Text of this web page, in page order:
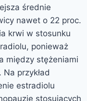
średnie
nawet o 22 proc.
krwi w stosunku
ponieważ
między stężeniami
przykład
estradiolu
stosujących